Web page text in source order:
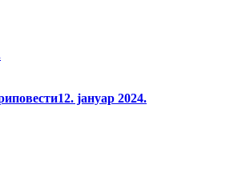
12. јануар 2024.